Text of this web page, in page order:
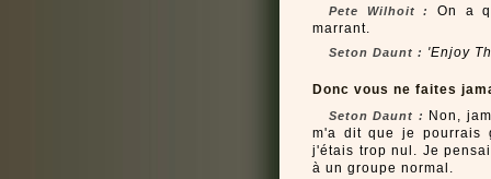
Pete Wilhoit :
On a
marrant.
Seton Daunt : 'Enjoy
Donc vous ne faites
Seton Daunt :
Non,
m'a dit que je pourrais
j'étais trop nul. Je
à un groupe normal.